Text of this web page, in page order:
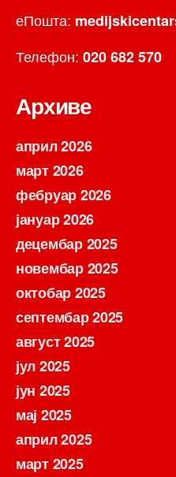
еПошта:
Телефон: 020 682 570
Архиве
април 2026
март 2026
фебруар 2026
јануар 2026
децембар 2025
новембар 2025
октобар 2025
септембар 2025
август 2025
јул 2025
јун 2025
мај 2025
април 2025
март 2025